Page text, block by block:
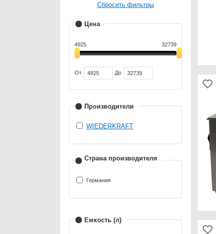
Сбросить фильтры
Цена
4925 32739
От До
Производители
WIEDERKRAFT
Страна производителя
Германия
Емкость (л)